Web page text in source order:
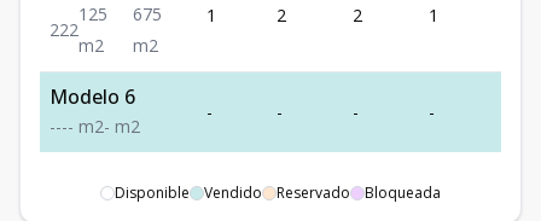
222
125
m2
675
m2
1 2 2 1
Modelo 6
---- m2- m2
- - - -
Disponible Vendido Reservado Bloqueada